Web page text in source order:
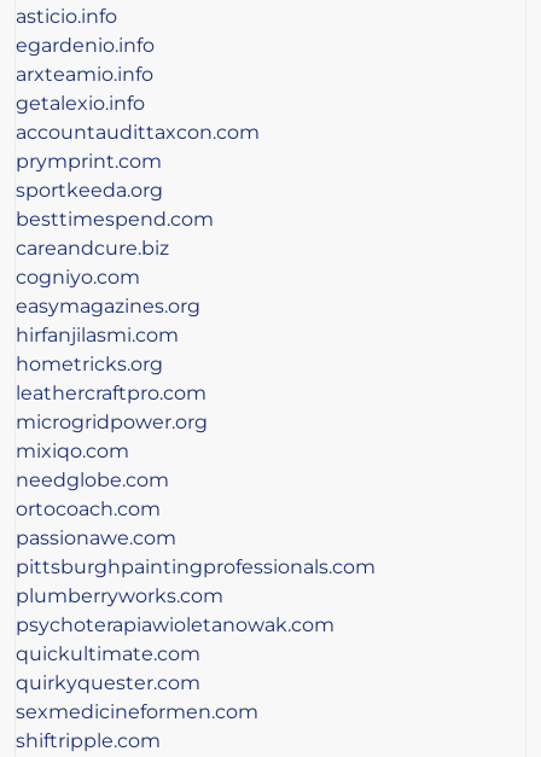
asticio.info
egardenio.info
arxteamio.info
getalexio.info
accountaudittaxcon.com
prymprint.com
sportkeeda.org
besttimespend.com
careandcure.biz
cogniyo.com
easymagazines.org
hirfanjilasmi.com
hometricks.org
leathercraftpro.com
microgridpower.org
mixiqo.com
needglobe.com
ortocoach.com
passionawe.com
pittsburghpaintingprofessionals.com
plumberryworks.com
psychoterapiawioletanowak.com
quickultimate.com
quirkyquester.com
sexmedicineformen.com
shiftripple.com